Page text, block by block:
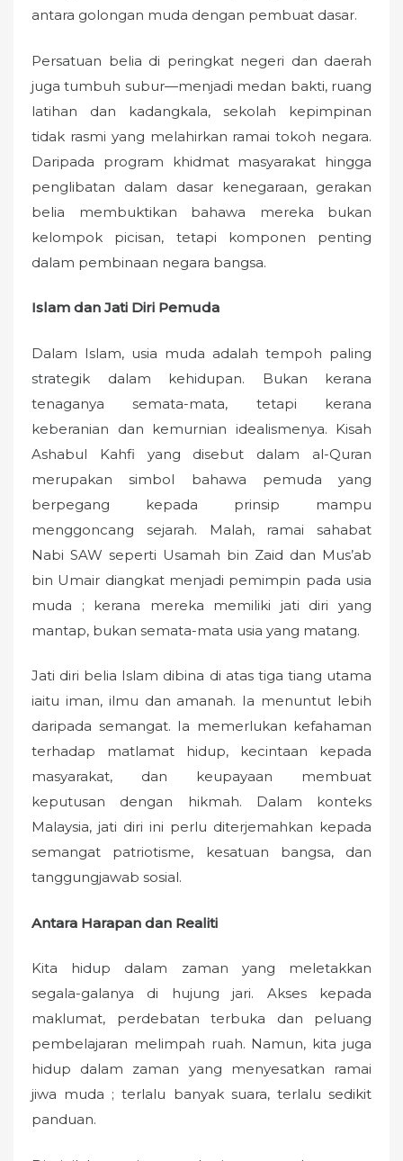
antara golongan muda dengan pembuat dasar.
Persatuan belia di peringkat negeri dan daerah
juga tumbuh subur—menjadi medan bakti, ruang
latihan dan kadangkala, sekolah kepimpinan
tidak rasmi yang melahirkan ramai tokoh negara.
Daripada program khidmat masyarakat hingga
penglibatan dalam dasar kenegaraan, gerakan
belia membuktikan bahawa mereka bukan
kelompok picisan, tetapi komponen penting
dalam pembinaan negara bangsa.
Islam dan Jati Diri Pemuda
Dalam Islam, usia muda adalah tempoh paling
strategik dalam kehidupan. Bukan kerana
tenaganya semata-mata, tetapi kerana
keberanian dan kemurnian idealismenya. Kisah
Ashabul Kahfi yang disebut dalam al-Quran
merupakan simbol bahawa pemuda yang
berpegang kepada prinsip mampu
menggoncang sejarah. Malah, ramai sahabat
Nabi SAW seperti Usamah bin Zaid dan Mus’ab
bin Umair diangkat menjadi pemimpin pada usia
muda ; kerana mereka memiliki jati diri yang
mantap, bukan semata-mata usia yang matang.
Jati diri belia Islam dibina di atas tiga tiang utama
iaitu iman, ilmu dan amanah. Ia menuntut lebih
daripada semangat. Ia memerlukan kefahaman
terhadap matlamat hidup, kecintaan kepada
masyarakat, dan keupayaan membuat
keputusan dengan hikmah. Dalam konteks
Malaysia, jati diri ini perlu diterjemahkan kepada
semangat patriotisme, kesatuan bangsa, dan
tanggungjawab sosial.
Antara Harapan dan Realiti
Kita hidup dalam zaman yang meletakkan
segala-galanya di hujung jari. Akses kepada
maklumat, perdebatan terbuka dan peluang
pembelajaran melimpah ruah. Namun, kita juga
hidup dalam zaman yang menyesatkan ramai
jiwa muda ; terlalu banyak suara, terlalu sedikit
panduan.